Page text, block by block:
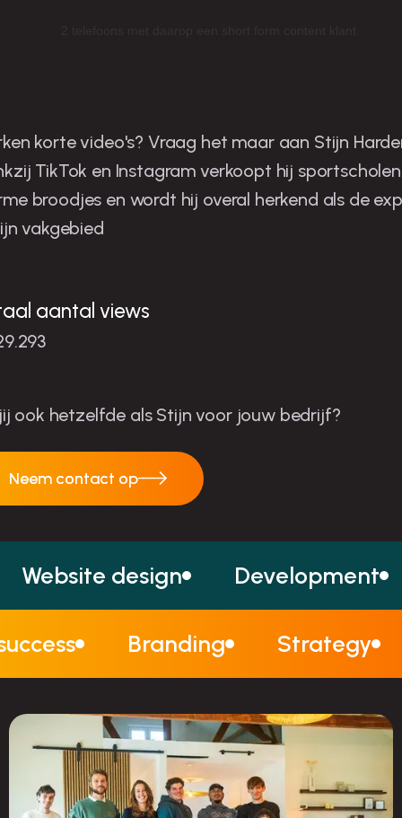
is de man in zijn niche
korte video's? Vraag het maar aan Stijn
TikTok en Instagram verkoopt hij
broodjes en wordt hij overal herkend als de
vakgebied
aantal views
ook hetzelfde als Stijn voor jouw bedrijf?
Neem contact op
Neem contact op
Website design Development
Branding Strategy